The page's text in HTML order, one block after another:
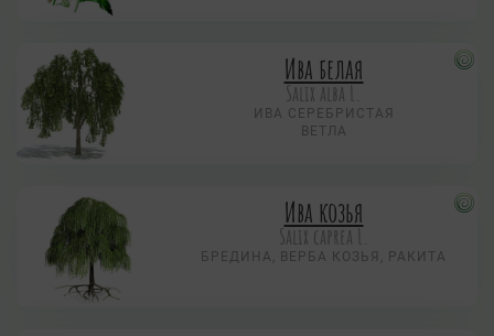
Ива белая
Salix alba L.
ИВА СЕРЕБРИСТАЯ
ВЕТЛА
Ива козья
Salix caprea L.
БРЕДИНА, ВЕРБА КОЗЬЯ, РАКИТА